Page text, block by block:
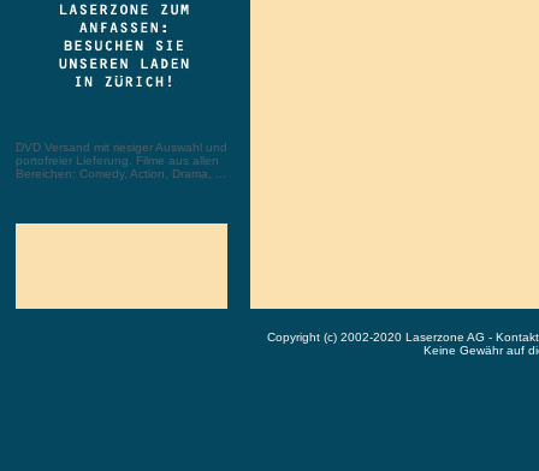
DVD Versand mit riesiger Auswahl und
portofreier Lieferung. Filme aus allen
Bereichen: Comedy, Action, Drama, ...
Copyright (c) 2002-2020 Laserzone AG -
Keine Gewähr auf